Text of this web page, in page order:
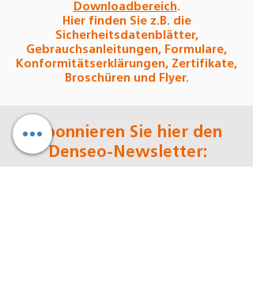
Downloadbereich.
Hier finden Sie z.B. die
Sicherheitsdatenblätter,
Gebrauchsanleitungen, Formulare,
Konformitätserklärungen, Zertifikate,
Broschüren und Flyer.
Abonnieren Sie hier den
Denseo-Newsletter: